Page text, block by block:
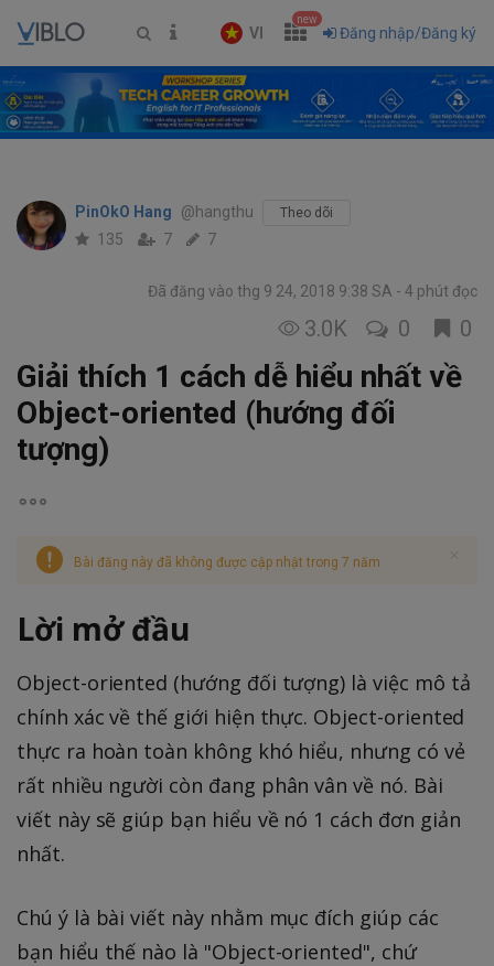
VI
new
Đăng nhập/Đăng ký
PinOkO Hang @hangthu Theo dõi
135 7 7
Đã đăng vào thg 9 24, 2018 9:38 SA 4 phút đọc
3.0K 0 0
Giải thích 1 cách dễ hiểu nhất về
Object-oriented (hướng đối
tượng)
Bài đăng này đã không được cập nhật trong 7 năm
Lời mở đầu
Object-oriented (hướng đối tượng) là việc mô tả
chính xác về thế giới hiện thực. Object-oriented
thực ra hoàn toàn không khó hiểu, nhưng có vẻ
rất nhiều người còn đang phân vân về nó. Bài
viết này sẽ giúp bạn hiểu về nó 1 cách đơn giản
nhất.
Chú ý là bài viết này nhằm mục đích giúp các
bạn hiểu thế nào là "Object-oriented", chứ